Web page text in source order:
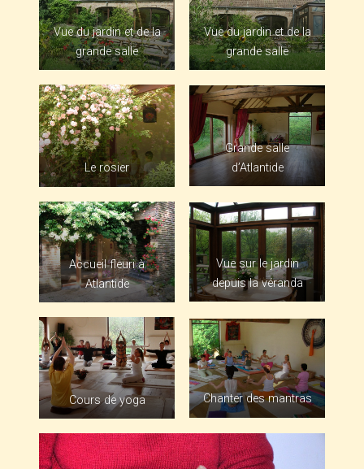
Vue du jardin et de la
grande salle
Vue du jardin et de la
grande salle
Le rosier
Grande salle
d’Atlantide
Accueil fleuri à
Atlantide
Vue sur le jardin
depuis la véranda
Cours de yoga Chanter des mantras